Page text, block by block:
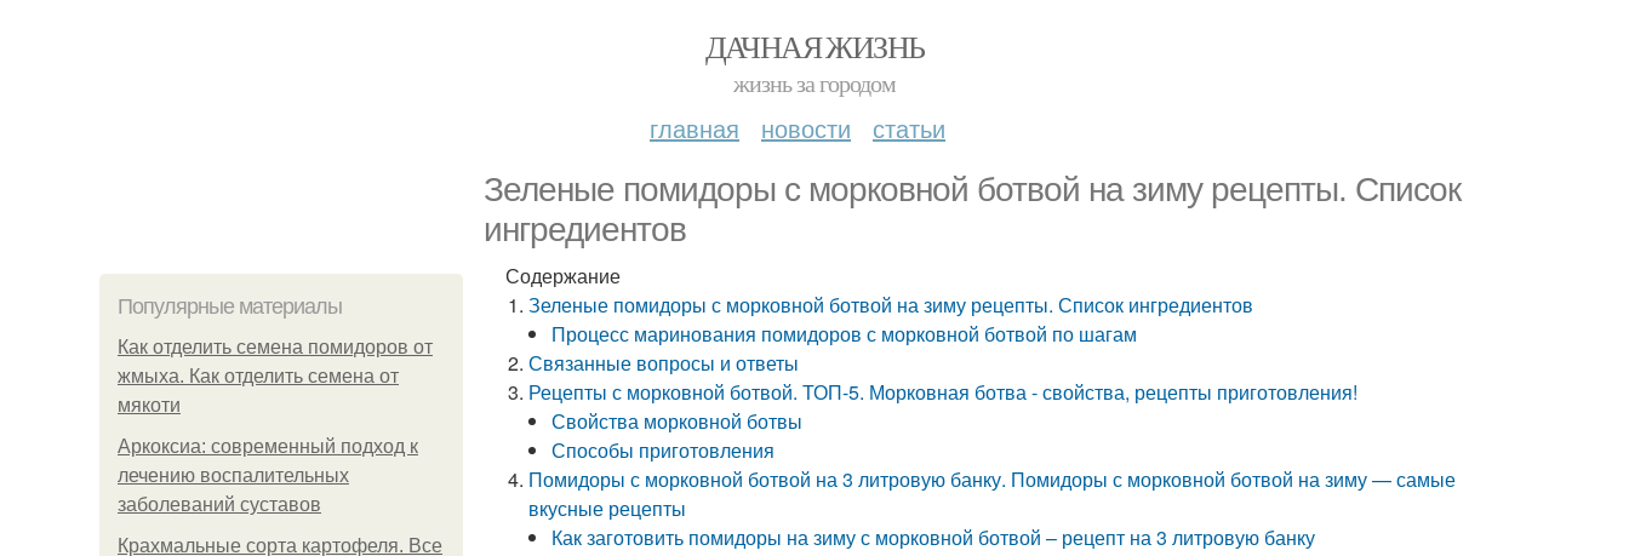
ДАЧНАЯ ЖИЗНЬ
жизнь за городом
главная новости статьи
Зеленые помидоры с морковной ботвой на зиму рецепты. Список
ингредиентов
Популярные материалы
Как отделить семена помидоров от
жмыха. Как отделить семена от
мякоти
Аркоксиа: современный подход к
лечению воспалительных
заболеваний суставов
Крахмальные сорта картофеля. Все
Содержание
Зеленые помидоры с морковной ботвой на зиму рецепты. Список ингредиентов
Процесс маринования помидоров с морковной ботвой по шагам
Связанные вопросы и ответы
Рецепты с морковной ботвой. ТОП-5. Морковная ботва - свойства, рецепты приготовления!
Свойства морковной ботвы
Способы приготовления
Помидоры с морковной ботвой на 3 литровую банку. Помидоры с морковной ботвой на зиму — самые
вкусные рецепты
Как заготовить помидоры на зиму с морковной ботвой – рецепт на 3 литровую банку